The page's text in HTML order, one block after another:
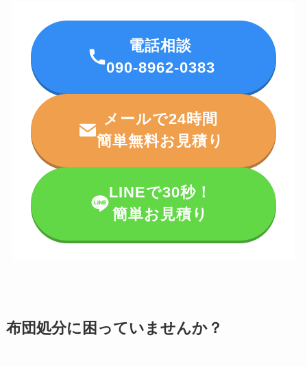
電話相談
090-8962-0383
メールで24時間
簡単無料お見積り
LINEで30秒！
簡単お見積り
布団処分に困っていませんか？